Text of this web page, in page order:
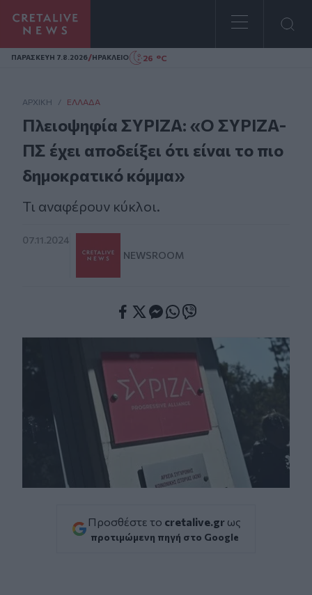
Homepage
ΠΑΡΑΣΚΕΥΗ 7.8.2026/ΗΡΑΚΛΕΙΟ 26 °C
ΑΡΧΙΚΗ / ΕΛΛΆΔΑ
Πλειοψηφία ΣΥΡΙΖΑ: «Ο ΣΥΡΙΖΑ-
ΠΣ έχει αποδείξει ότι είναι το πιο
δημοκρατικό κόμμα»
Τι αναφέρουν κύκλοι.
07.11.2024
NEWSROOM
Προσθέστε το cretalive.gr ως
προτιμώμενη πηγή στο Google